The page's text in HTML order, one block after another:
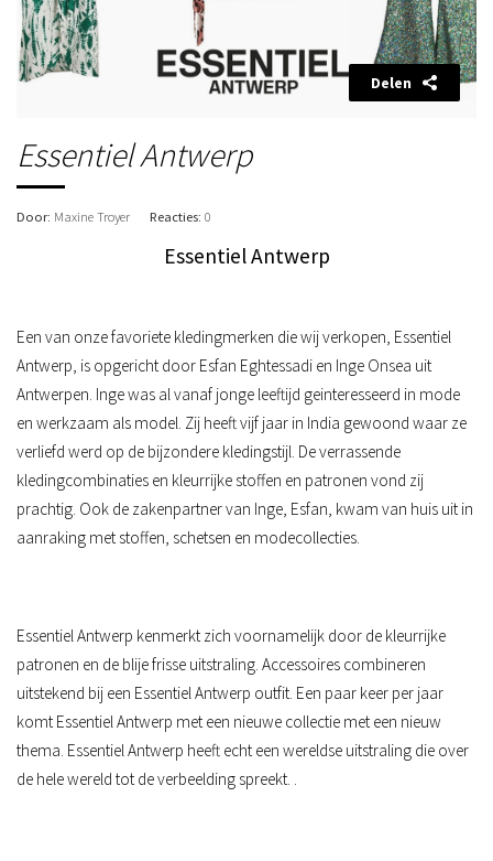
Delen
Essentiel Antwerp
Door: Maxine Troyer Reacties: 0
Essentiel Antwerp
Een van onze favoriete kledingmerken die wij verkopen, Essentiel
Antwerp, is opgericht door Esfan Eghtessadi en Inge Onsea uit
Antwerpen. Inge was al vanaf jonge leeftijd geinteresseerd in mode
en werkzaam als model. Zij heeft vijf jaar in India gewoond waar ze
verliefd werd op de bijzondere kledingstijl. De verrassende
kledingcombinaties en kleurrijke stoffen en patronen vond zij
prachtig. Ook de zakenpartner van Inge, Esfan, kwam van huis uit in
aanraking met stoffen, schetsen en modecollecties.
Essentiel Antwerp kenmerkt zich voornamelijk door de kleurrijke
patronen en de blije frisse uitstraling. Accessoires combineren
uitstekend bij een Essentiel Antwerp outfit. Een paar keer per jaar
komt Essentiel Antwerp met een nieuwe collectie met een nieuw
thema. Essentiel Antwerp heeft echt een wereldse uitstraling die over
de hele wereld tot de verbeelding spreekt. .